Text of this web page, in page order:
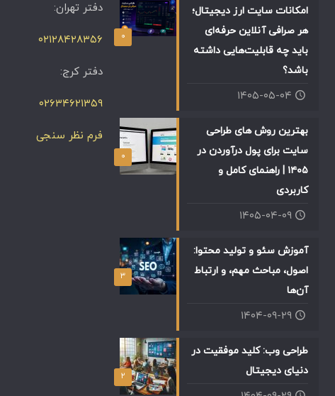
۰
امکانات سایت ارز دیجیتال؛
هر صرافی آنلاین حرفه‌ای
باید چه قابلیت‌هایی داشته
باشد؟
۱۴۰۵-۰۵-۰۴
۰
بهترین روش های طراحی
سایت برای پول درآوردن در
۱۴۰۵ | راهنمای کامل و
کاربردی
۱۴۰۵-۰۴-۰۹
۳
آموزش سئو و تولید محتوا:
اصول، مباحث مهم، و ارتباط
آن‌ها
۱۴۰۴-۰۹-۲۹
۲
طراحی وب: کلید موفقیت در
دنیای دیجیتال
دفتر تهران:
۰۲۱۲۸۴۲۸۳۵۶
دفتر کرج:
۰۲۶۳۴۶۲۱۳۵۹
فرم نظر سنجی